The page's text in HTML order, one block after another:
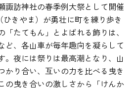
諏訪神社の春季例大祭として開催
ひきやま）が勇壮に町を練り歩き
「たてもん」とよばれる飾りは、
ど、各山車が毎年趣向を凝らして
。夜には祭りは最高潮となり、山
かり合い、互いの力を比べる曳き
の曳き合いの激しさから「けんか